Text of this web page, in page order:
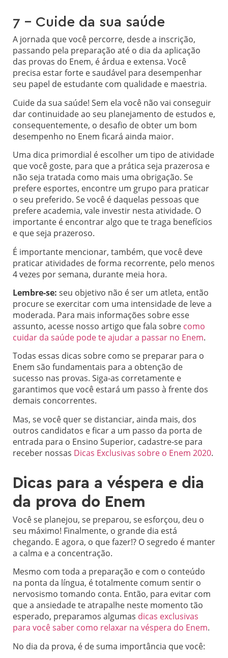
7 – Cuide da sua saúde
A jornada que você percorre, desde a inscrição,
passando pela preparação até o dia da aplicação
das provas do Enem, é árdua e extensa. Você
precisa estar forte e saudável para desempenhar
seu papel de estudante com qualidade e maestria.
Cuide da sua saúde! Sem ela você não vai conseguir
dar continuidade ao seu planejamento de estudos e,
consequentemente, o desafio de obter um bom
desempenho no Enem ficará ainda maior.
Uma dica primordial é escolher um tipo de atividade
que você goste, para que a prática seja prazerosa e
não seja tratada como mais uma obrigação. Se
prefere esportes, encontre um grupo para praticar
o seu preferido. Se você é daquelas pessoas que
prefere academia, vale investir nesta atividade. O
importante é encontrar algo que te traga benefícios
e que seja prazeroso.
É importante mencionar, também, que você deve
praticar atividades de forma recorrente, pelo menos
4 vezes por semana, durante meia hora.
Lembre-se: seu objetivo não é ser um atleta, então
procure se exercitar com uma intensidade de leve a
moderada. Para mais informações sobre esse
assunto, acesse nosso artigo que fala sobre como
cuidar da saúde pode te ajudar a passar no Enem.
Todas essas dicas sobre como se preparar para o
Enem são fundamentais para a obtenção de
sucesso nas provas. Siga-as corretamente e
garantimos que você estará um passo à frente dos
demais concorrentes.
Mas, se você quer se distanciar, ainda mais, dos
outros candidatos e ficar a um passo da porta de
entrada para o Ensino Superior, cadastre-se para
receber nossas Dicas Exclusivas sobre o Enem 2020.
Dicas para a véspera e dia
da prova do Enem
Você se planejou, se preparou, se esforçou, deu o
seu máximo! Finalmente, o grande dia está
chegando. E agora, o que fazer!? O segredo é manter
a calma e a concentração.
Mesmo com toda a preparação e com o conteúdo
na ponta da língua, é totalmente comum sentir o
nervosismo tomando conta. Então, para evitar com
que a ansiedade te atrapalhe neste momento tão
esperado, preparamos algumas dicas exclusivas
para você saber como relaxar na véspera do Enem.
No dia da prova, é de suma importância que você: